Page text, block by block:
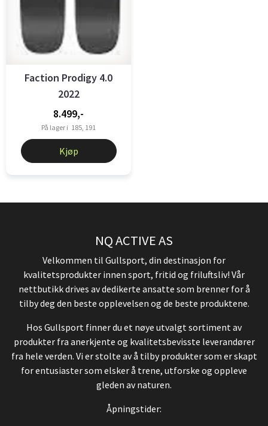
Faction Prodigy 4.0
2022
8.499,-
På lager i 185, 191
Kjøp
NQ ACTIVE AS
Velkommen til Gullsport, din destinasjon for
kvalitetsprodukter innen sport, fritid og friluftsliv! Vår
nettbutikk drives av dedikerte ansatte som brenner for å
tilby deg den beste opplevelsen og de beste produktene.
Hos Gullsport finner du et nøye utvalgt sortiment av
produkter fra anerkjente og kvalitetsbevisste leverandører
fra hele verden. Vi er stolte av å tilby produkter som er skapt
for entusiaster som elsker å trene, utforske og oppleve
gleden av naturen.
Åpningstider: